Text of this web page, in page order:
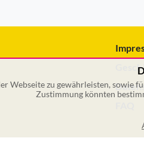
Webseite zu gewährleisten, sowie
Zustimmung könnten